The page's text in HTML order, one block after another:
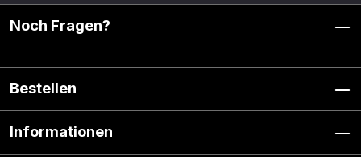
Noch Fragen?
Bestellen
Informationen